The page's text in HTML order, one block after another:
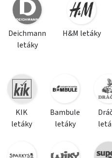
Deichmann
letáky
H&M letáky
KIK
letáky
Bambule
letáky